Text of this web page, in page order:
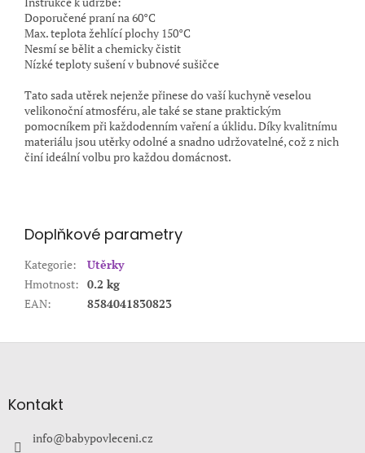
Doporučené praní na 60°C
Max. teplota žehlící plochy 150°C
Nesmí se bělit a chemicky čistit
Nízké teploty sušení v bubnové sušičce
Tato sada utěrek nejenže přinese do vaší kuchyně veselou
velikonoční atmosféru, ale také se stane praktickým
pomocníkem při každodenním vaření a úklidu. Díky kvalitnímu
materiálu jsou utěrky odolné a snadno udržovatelné, což z nich
činí ideální volbu pro každou domácnost.
Doplňkové parametry
Kategorie:
Utěrky
Hmotnost: 0.2 kg
EAN: 8584041830823
aKontakt
info@babypovleceni.cz